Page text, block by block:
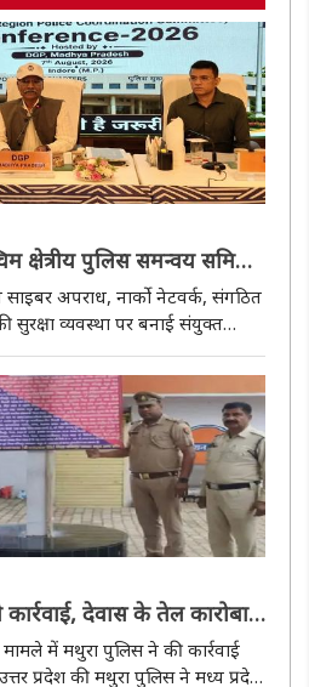
क्षेत्रीय पुलिस समन्वय समिति
अपराध, नार्को नेटवर्क, संगठित
व्यवस्था पर बनाई संयुक्त
अध्यक्षता में 13वीं पश्चिम क्षेत्रीय ..
देवास के तेल कारोबारी
की संपत्ति कुर्क
मामले में मथुरा पुलिस ने की कार्रवाई
प्रदेश की मथुरा पुलिस ने मध्य प्रदेश